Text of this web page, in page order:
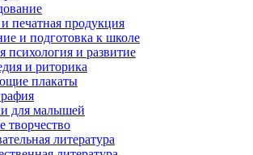
печатная продукция
и подготовка к школе
психология и развитие
и риторика
плакаты
для малышей
творчество
литература